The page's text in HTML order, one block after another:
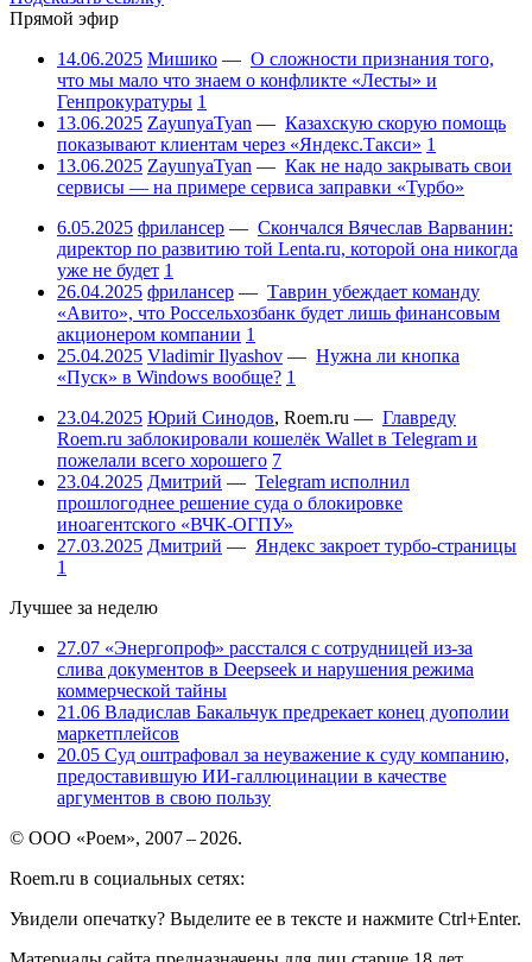
Прямой эфир
14.06.2025 Мишико — О сложности признания того,
что мы мало что знаем о конфликте «Лесты» и
Генпрокуратуры 1
13.06.2025 ZayunyaTyan — Казахскую скорую помощь
показывают клиентам через «Яндекс.Такси» 1
13.06.2025 ZayunyaTyan — Как не надо закрывать свои
сервисы — на примере сервиса заправки «Турбо»
6.05.2025 фрилансер — Скончался Вячеслав Варванин:
директор по развитию той Lenta.ru, которой она никогда
уже не будет 1
26.04.2025 фрилансер — Таврин убеждает команду
«Авито», что Россельхозбанк будет лишь финансовым
акционером компании 1
25.04.2025 Vladimir Ilyashov — Нужна ли кнопка
«Пуск» в Windows вообще? 1
23.04.2025 Юрий Синодов, Roem.ru — Главреду
Roem.ru заблокировали кошелёк Wallet в Telegram и
пожелали всего хорошего 7
23.04.2025 Дмитрий — Telegram исполнил
прошлогоднее решение суда о блокировке
иноагентского «ВЧК-ОГПУ»
27.03.2025 Дмитрий — Яндекс закроет турбо-страницы
1
Лучшее за неделю
27.07 «Энергопроф» расстался с сотрудницей из-за
слива документов в Deepseek и нарушения режима
коммерческой тайны
21.06 Владислав Бакальчук предрекает конец дуополии
маркетплейсов
20.05 Суд оштрафовал за неуважение к суду компанию,
предоставившую ИИ-галлюцинации в качестве
аргументов в свою пользу
© ООО «Роем», 2007 – 2026.
Roem.ru в социальных сетях:
Увидели опечатку? Выделите ее в тексте и нажмите Ctrl+Enter.